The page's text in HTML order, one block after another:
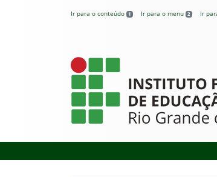
Ir para o conteúdo 1 Ir para o menu 2 Ir
Instituto